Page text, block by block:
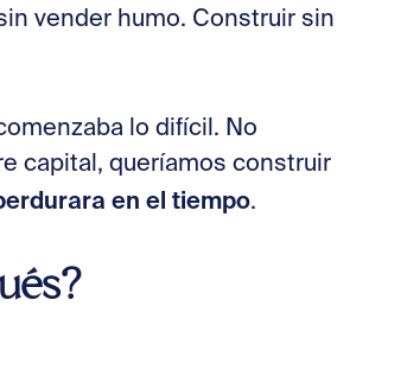
vender humo. Construir sin
lo difícil. No
capital, queríamos construir
en el tiempo.